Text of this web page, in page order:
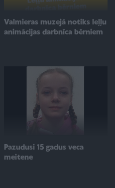
Valmieras muzejā notiks leļļu
animācijas darbnīca bērniem
Pazudusi 15 gadus veca
meitene